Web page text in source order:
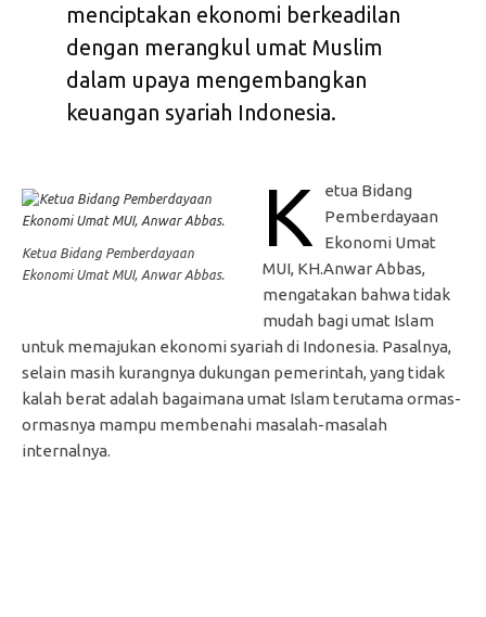
menciptakan ekonomi berkeadilan
dengan merangkul umat Muslim
dalam upaya mengembangkan
keuangan syariah Indonesia.
Ketua Bidang Pemberdayaan
Ekonomi Umat MUI, Anwar Abbas.
K
etua Bidang
Pemberdayaan
Ekonomi Umat
MUI, KH.Anwar Abbas,
mengatakan bahwa tidak
mudah bagi umat Islam
untuk memajukan ekonomi syariah di Indonesia. Pasalnya,
selain masih kurangnya dukungan pemerintah, yang tidak
kalah berat adalah bagaimana umat Islam terutama ormas-
ormasnya mampu membenahi masalah-masalah
internalnya.